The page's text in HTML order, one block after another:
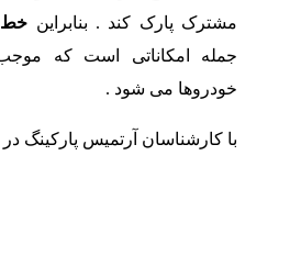
مشترک پارک کند . بنابراین خط
جمله امکاناتی است که
خودروها می شود .
با کارشناسان آرتمیس پارکینگ